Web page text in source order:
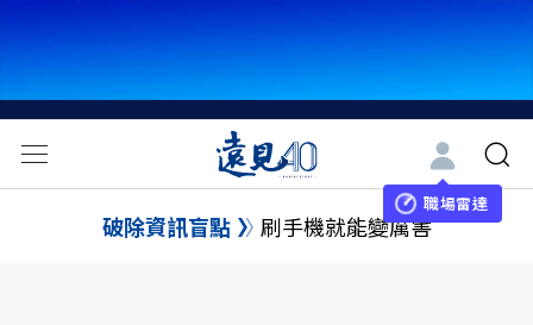
職場雷達
破除資訊盲點 刷手機就能變厲害